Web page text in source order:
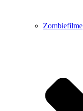
Zombiefilme